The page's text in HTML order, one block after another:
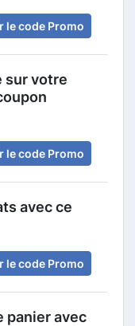
le code Promo
sur votre
le code Promo
avec ce
le code Promo
panier avec